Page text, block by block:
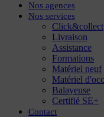
Nos agences
Nos services
Click&collect
Livraison
Assistance
Formations
Matériel neuf
Matériel
Balayeuse
Certifié SE+
Contact